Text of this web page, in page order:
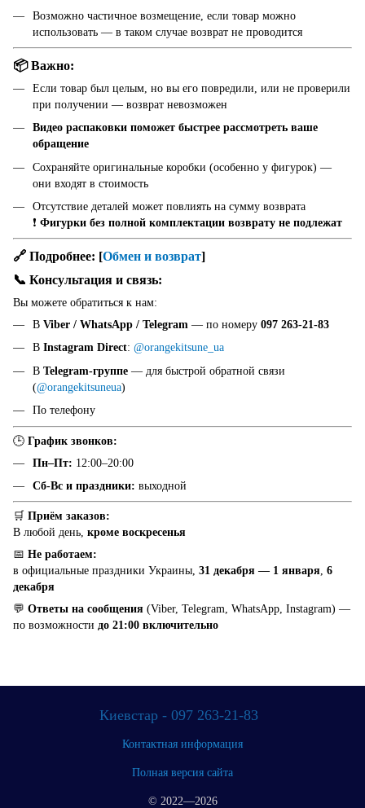
Возможно частичное возмещение, если товар можно
использовать — в таком случае возврат не проводится
📦 Важно:
Если товар был целым, но вы его повредили, или не проверили
при получении — возврат невозможен
Видео распаковки поможет быстрее рассмотреть ваше
обращение
Сохраняйте оригинальные коробки (особенно у фигурок) —
они входят в стоимость
Отсутствие деталей может повлиять на сумму возврата
❗ Фигурки без полной комплектации возврату не подлежат
🔗 Подробнее: [Обмен и возврат]
📞 Консультация и связь:
Вы можете обратиться к нам:
В Viber / WhatsApp / Telegram — по номеру 097 263-21-83
В Instagram Direct: @orangekitsune_ua
В Telegram-группе — для быстрой обратной связи
(@orangekitsuneua)
По телефону
🕒 График звонков:
Пн–Пт: 12:00–20:00
Сб-Вс и праздники: выходной
🛒 Приём заказов:
В любой день, кроме воскресенья
📅 Не работаем:
в официальные праздники Украины, 31 декабря — 1 января, 6
декабря
💬 Ответы на сообщения (Viber, Telegram, WhatsApp, Instagram) —
по возможности до 21:00 включительно
Киевстар - 097 263-21-83
Контактная информация
Полная версия сайта
© 2022—2026